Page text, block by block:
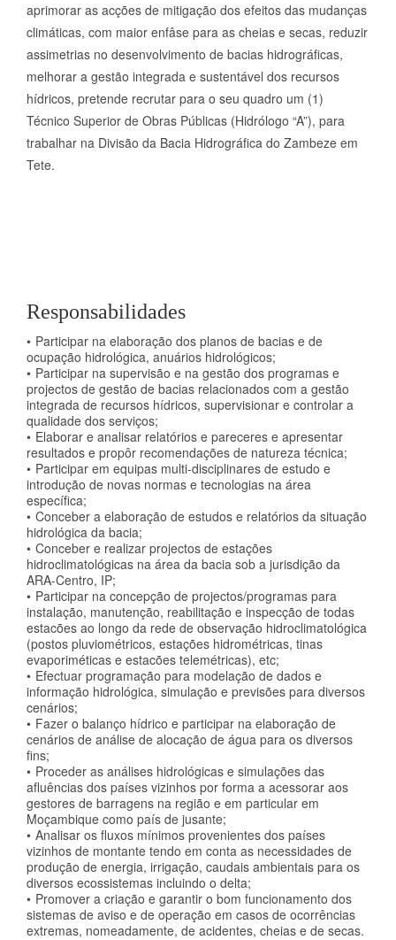
aprimorar as acções de mitigação dos efeitos das mudanças
climáticas, com maior enfâse para as cheias e secas, reduzir
assimetrias no desenvolvimento de bacias hidrográficas,
melhorar a gestão integrada e sustentável dos recursos
hídricos, pretende recrutar para o seu quadro um (1)
Técnico Superior de Obras Públicas (Hidrólogo “A”), para
trabalhar na Divisão da Bacia Hidrográfica do Zambeze em
Tete.
Responsabilidades
Participar na elaboração dos planos de bacias e de
ocupação hidrológica, anuários hidrológicos;
Participar na supervisão e na gestão dos programas e
projectos de gestão de bacias relacionados com a gestão
integrada de recursos hídricos, supervisionar e controlar a
qualidade dos serviços;
Elaborar e analisar relatórios e pareceres e apresentar
resultados e propôr recomendações de natureza técnica;
Participar em equipas multi-disciplinares de estudo e
introdução de novas normas e tecnologias na área
específica;
Conceber a elaboração de estudos e relatórios da situação
hidrológica da bacia;
Conceber e realizar projectos de estações
hidroclimatológicas na área da bacia sob a jurisdição da
ARA-Centro, IP;
Participar na concepção de projectos/programas para
instalação, manutenção, reabilitação e inspecção de todas
estacões ao longo da rede de observação hidroclimatológica
(postos pluviométricos, estações hidrométricas, tinas
evaporiméticas e estacões telemétricas), etc;
Efectuar programação para modelação de dados e
informação hidrológica, simulação e previsões para diversos
cenários;
Fazer o balanço hídrico e participar na elaboração de
cenários de análise de alocação de água para os diversos
fins;
Proceder as análises hidrológicas e simulações das
afluências dos países vizinhos por forma a acessorar aos
gestores de barragens na região e em particular em
Moçambique como país de jusante;
Analisar os fluxos mínimos provenientes dos países
vizinhos de montante tendo em conta as necessidades de
produção de energia, irrigação, caudais ambientais para os
diversos ecossistemas incluindo o delta;
Promover a criação e garantir o bom funcionamento dos
sistemas de aviso e de operação em casos de ocorrências
extremas, nomeadamente, de acidentes, cheias e de secas.